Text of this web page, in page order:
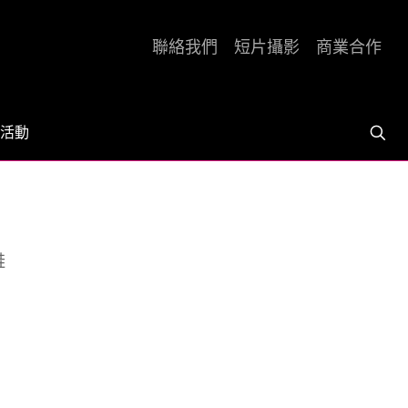
活動
聯絡我們 短片攝影 商業合作